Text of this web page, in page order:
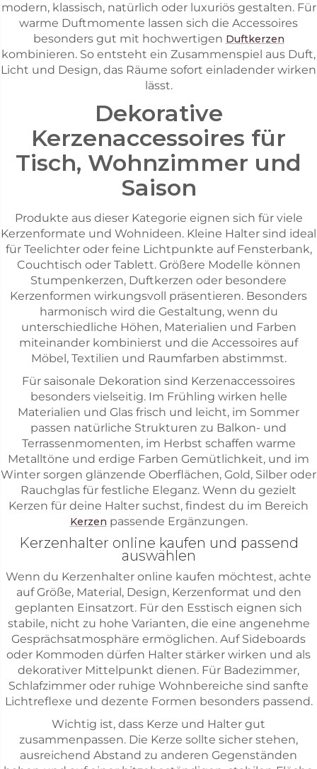
modern, klassisch, natürlich oder luxuriös gestalten. Für
warme Duftmomente lassen sich die Accessoires
besonders gut mit hochwertigen Duftkerzen
kombinieren. So entsteht ein Zusammenspiel aus Duft,
Licht und Design, das Räume sofort einladender wirken
lässt.
Dekorative
Kerzenaccessoires für
Tisch, Wohnzimmer und
Saison
Produkte aus dieser Kategorie eignen sich für viele
Kerzenformate und Wohnideen. Kleine Halter sind ideal
für Teelichter oder feine Lichtpunkte auf Fensterbank,
Couchtisch oder Tablett. Größere Modelle können
Stumpenkerzen, Duftkerzen oder besondere
Kerzenformen wirkungsvoll präsentieren. Besonders
harmonisch wird die Gestaltung, wenn du
unterschiedliche Höhen, Materialien und Farben
miteinander kombinierst und die Accessoires auf
Möbel, Textilien und Raumfarben abstimmst.
Für saisonale Dekoration sind Kerzenaccessoires
besonders vielseitig. Im Frühling wirken helle
Materialien und Glas frisch und leicht, im Sommer
passen natürliche Strukturen zu Balkon- und
Terrassenmomenten, im Herbst schaffen warme
Metalltöne und erdige Farben Gemütlichkeit, und im
Winter sorgen glänzende Oberflächen, Gold, Silber oder
Rauchglas für festliche Eleganz. Wenn du gezielt
Kerzen für deine Halter suchst, findest du im Bereich
Kerzen passende Ergänzungen.
Kerzenhalter online kaufen und passend
auswählen
Wenn du Kerzenhalter online kaufen möchtest, achte
auf Größe, Material, Design, Kerzenformat und den
geplanten Einsatzort. Für den Esstisch eignen sich
stabile, nicht zu hohe Varianten, die eine angenehme
Gesprächsatmosphäre ermöglichen. Auf Sideboards
oder Kommoden dürfen Halter stärker wirken und als
dekorativer Mittelpunkt dienen. Für Badezimmer,
Schlafzimmer oder ruhige Wohnbereiche sind sanfte
Lichtreflexe und dezente Formen besonders passend.
Wichtig ist, dass Kerze und Halter gut
zusammenpassen. Die Kerze sollte sicher stehen,
ausreichend Abstand zu anderen Gegenständen